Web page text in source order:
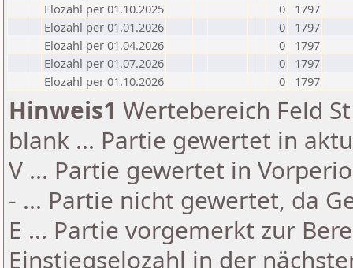
Elozahl per 01.10.2025
0
1797
Elozahl per 01.01.2026
0
1797
Elozahl per 01.04.2026
0
1797
Elozahl per 01.07.2026
0
1797
Elozahl per 01.10.2026
0 1797
Hinweis1 Wertebereich Feld
blank ... Partie gewertet in
V ... Partie gewertet in
- ... Partie nicht gewertet, da
E ... Partie vorgemerkt zur
Einstiegselozahl in der